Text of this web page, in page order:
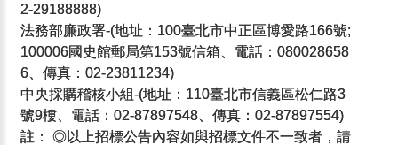
2-29188888)
法務部廉政署-(地址：100臺北市中正區博愛路166號;
100006國史館郵局第153號信箱、電話：080028658
6、傳真：02-23811234)
中央採購稽核小組-(地址：110臺北市信義區松仁路3
號9樓、電話：02-87897548、傳真：02-87897554)
註： ◎以上招標公告內容如與招標文件不一致者，請